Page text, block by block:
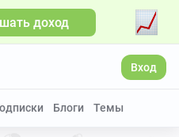
доход
Вход
Блоги Темы
Больше видео